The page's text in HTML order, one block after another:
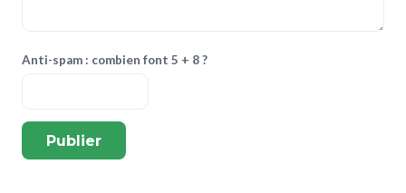
Anti-spam : combien font 5 + 8 ?
Publier